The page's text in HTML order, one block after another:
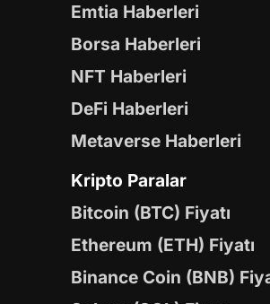
Emtia Haberleri
Borsa Haberleri
NFT Haberleri
DeFi Haberleri
Metaverse Haberleri
Kripto Paralar
Bitcoin (BTC) Fiyatı
Ethereum (ETH) Fiyatı
Binance Coin (BNB)